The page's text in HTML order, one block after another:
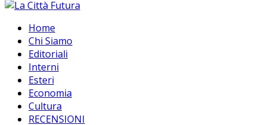
Home
Chi Siamo
Editoriali
Interni
Esteri
Economia
Cultura
RECENSIONI